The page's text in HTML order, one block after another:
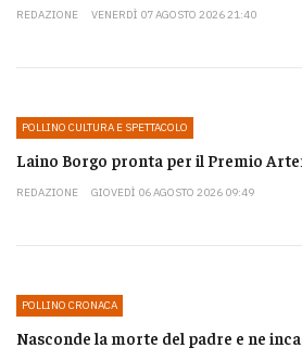
REDAZIONE VENERDÌ 07 AGOSTO 2026 21:40
POLLINO CULTURA E SPETTACOLO
Laino Borgo pronta per il Premio
REDAZIONE GIOVEDÌ 06 AGOSTO 2026 09:49
POLLINO CRONACA
Nasconde la morte del padre e ne